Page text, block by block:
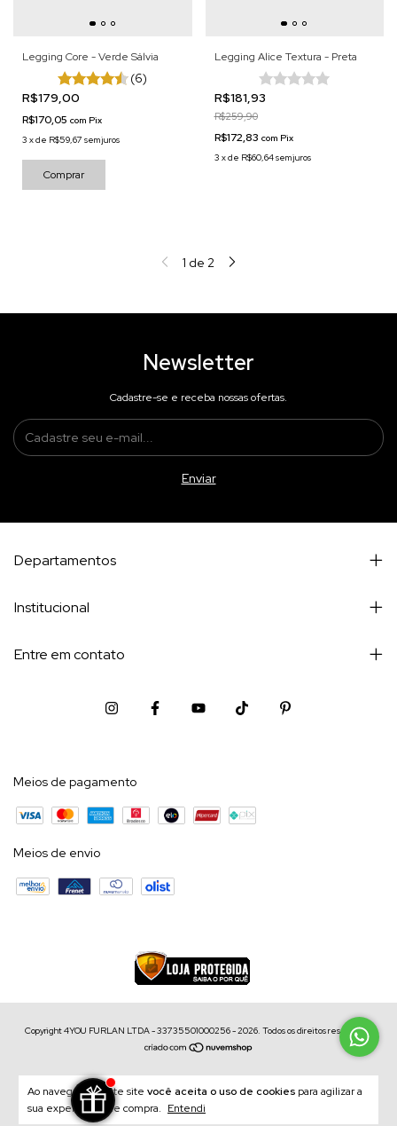
Ao navegar por este site você aceita o uso de cookies para agilizar a
sua experiência de compra. Entendi
Legging Core - Verde Sálvia
(6)
R$179,00
R$170,05 com Pix
3 xde R$59,67 sem juros
Comprar
Legging Alice Textura - Preta
R$181,93
R$259,90
R$172,83 com Pix
3 xde R$60,64sem juros
1 de 2
Newsletter
Cadastre-se e receba nossas ofertas.
Departamentos
Institucional
Entre em contato
Meios de pagamento
Meios de envio
Copyright 4YOU FURLAN LTDA - 33735501000256 - 2026. Todos os direitos reservados.